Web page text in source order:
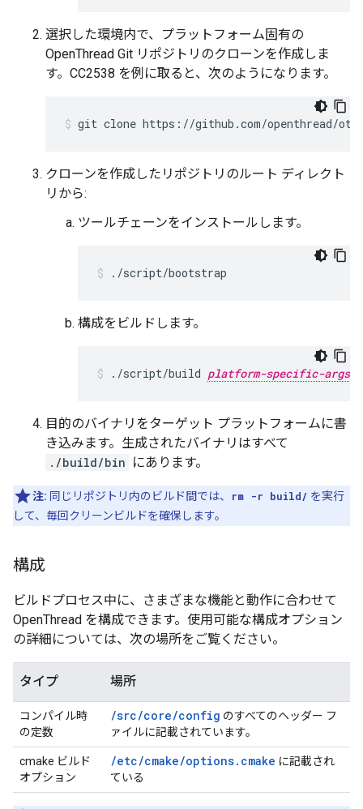
選択した環境内で、プラットフォーム固有の
OpenThread Git リポジトリのクローンを作成しま
す。CC2538 を例に取ると、次のようになります。
git clone https://github.com/openthread/
クローンを作成したリポジトリのルート ディレクト
リから:
ツールチェーンをインストールします。
./script/bootstrap
構成をビルドします。
./script/build platform-specific-args
目的のバイナリをターゲット プラットフォームに書
き込みます。生成されたバイナリはすべて
./build/bin にあります。
注: 同じリポジトリ内のビルド間では、 rm -r build/ を実行
して、毎回クリーンビルドを確保します。
構成
ビルドプロセス中に、さまざまな機能と動作に合わせて
OpenThread を構成できます。使用可能な構成オプション
の詳細については、次の場所をご覧ください。
タイプ 場所
コンパイル時
の定数
/src/core/config のすべてのヘッダー フ
ァイルに記載されています。
cmake ビルド
オプション
/etc/cmake/options.cmake に記載され
ている